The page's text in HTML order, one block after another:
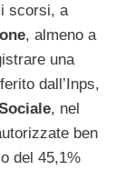
scorsi, a
, almeno a
una
dall’Inps,
, nel
ben
del 45,1%